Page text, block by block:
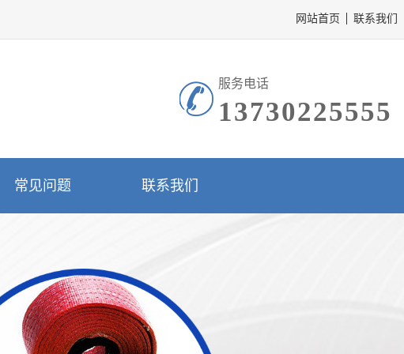
网站首页 联系我们
服务电话
13730225555
常见问题 联系我们